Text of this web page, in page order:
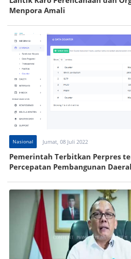
Menpora Amali
Nasional Jumat, 08 Juli 2022
Pemerintah Terbitkan Perpres
Percepatan Pembangunan